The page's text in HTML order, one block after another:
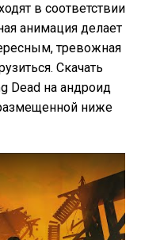
в соответствии
анимация делает
тревожная
Скачать
Dead на андроид
ниже